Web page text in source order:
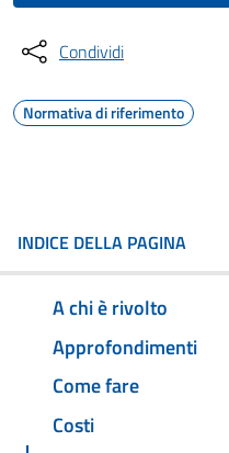
Condividi
Normativa di riferimento
INDICE DELLA PAGINA
A chi è rivolto
Approfondimenti
Come fare
Costi